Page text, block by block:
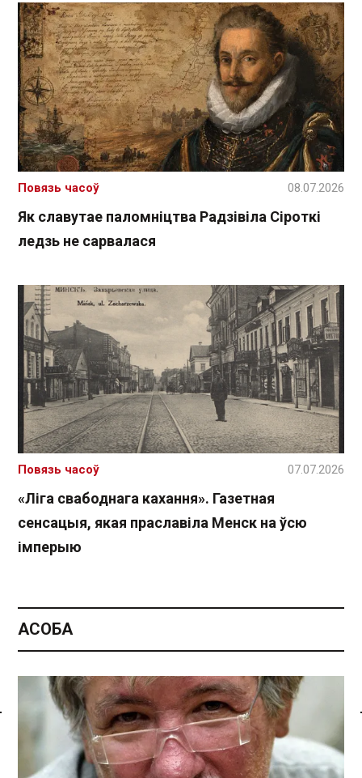
Спасылка без VPN
Як славутае паломніцтва Радзівіла Сіроткі
ледзь не сарвалася
Повязь часоў 08.07.2026
«Ліга свабоднага кахання». Газетная
сенсацыя, якая праславіла Менск на ўсю
імперыю
Повязь часоў 07.07.2026
АСОБА